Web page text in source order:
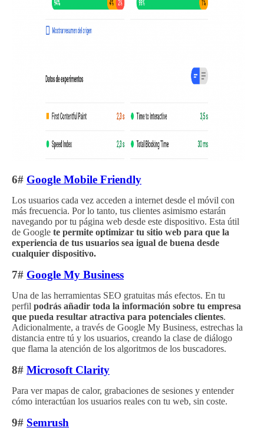
6# Google Mobile Friendly
Los usuarios cada vez acceden a internet desde el móvil con
más frecuencia. Por lo tanto, tus clientes asimismo estarán
navegando por tu página web desde este dispositivo. Esta útil
de Google te permite optimizar tu sitio web para que la
experiencia de tus usuarios sea igual de buena desde
cualquier dispositivo.
7# Google My Business
Una de las herramientas SEO gratuitas más efectos. En tu
perfil podrás añadir toda la información sobre tu empresa
que pueda resultar atractiva para potenciales clientes.
Adicionalmente, a través de Google My Business, estrechas la
distancia entre tú y los usuarios, creando la clase de diálogo
que flama la atención de los algoritmos de los buscadores.
8# Microsoft Clarity
Para ver mapas de calor, grabaciones de sesiones y entender
cómo interactúan los usuarios reales con tu web, sin coste.
9# Semrush